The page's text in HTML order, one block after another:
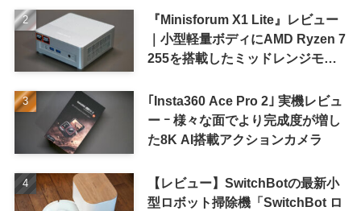
『Minisforum X1 Lite』レビュー
｜小型軽量ボディにAMD Ryzen 7
255を搭載したミッドレンジモデ
｢Insta360 Ace Pro 2｣ 実機レビュ
ー ｰ 様々な面でより完成度が増し
た8K AI搭載アクションカメラ
【レビュー】SwitchBotの最新小
型ロボット掃除機「SwitchBot ロ